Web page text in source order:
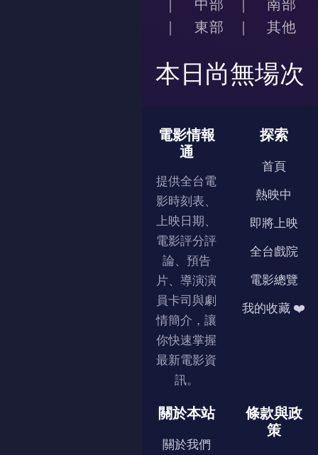
中部
南部
東部
其他
本日尚無場次
電影情報
通
提供全台電
影時刻表、
上映日期、
電影評分評
論、預告
片、導演演
員卡司與劇
情簡介，讓
你快速掌握
最新電影資
訊。
探索
首頁
熱映中
即將上映
全台戲院
電影總覽
我的收藏 ❤️
關於本站
關於我們
條款與政
策